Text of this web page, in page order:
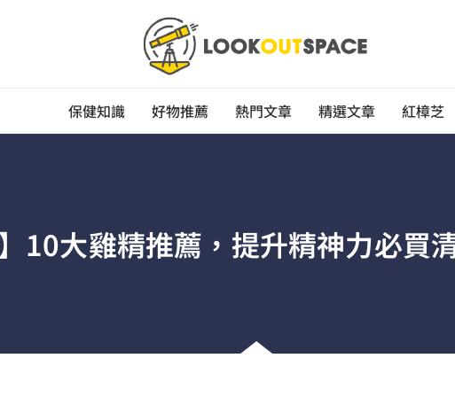
保健知識 好物推薦 熱門文章 精選文章 紅樟芝
10大雞精推薦，提升精神力必買